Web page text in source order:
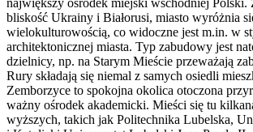
największy ośrodek miejski wschodniej Polski.
bliskość Ukrainy i Białorusi, miasto wyróżnia
wielokulturowością, co widoczne jest m.in. w
architektonicznej miasta. Typ zabudowy jest
dzielnicy, np. na Starym Mieście przeważają
Rury składają się niemal z samych osiedli
Zemborzyce to spokojna okolica otoczona
ważny ośrodek akademicki. Mieści się tu
wyższych, takich jak Politechnika Lubelska,